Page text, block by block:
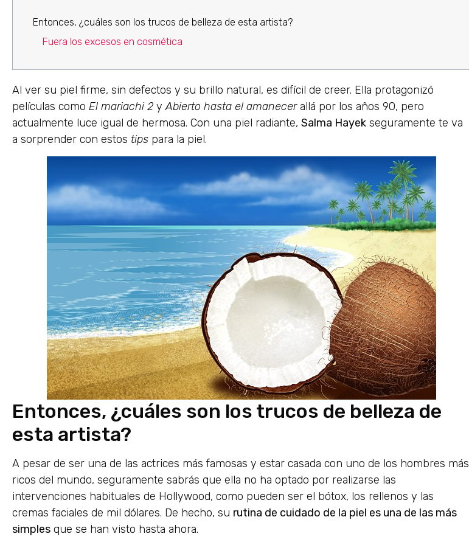
Entonces, ¿cuáles son los trucos de belleza de esta artista?
Fuera los excesos en cosmética
Al ver su piel firme, sin defectos y su brillo natural, es difícil de creer. Ella protagonizó
películas como El mariachi 2 yAbierto hasta el amanecerallá por los años 90, pero
actualmente luce igual de hermosa. Con una piel radiante, Salma Hayek seguramente te va
a sorprender con estos tips para la piel.
Entonces, ¿cuáles son los trucos de belleza de
esta artista?
A pesar de ser una de las actrices más famosas y estar casada con uno de los hombres más
ricos del mundo, seguramente sabrás que ella no ha optado por realizarse las
intervenciones habituales de Hollywood, como pueden ser el bótox, los rellenos y las
cremas faciales de mil dólares. De hecho, su rutina de cuidado de la piel es una de las más
simples que se han visto hasta ahora.